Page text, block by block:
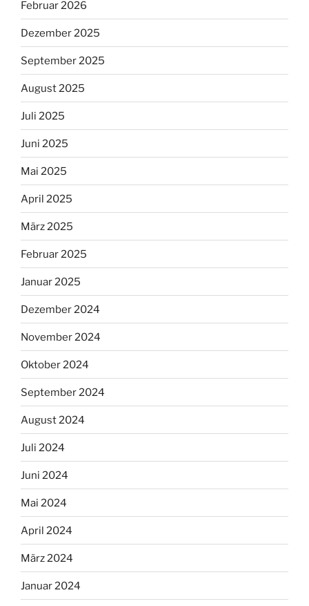
Februar 2026
Dezember 2025
September 2025
August 2025
Juli 2025
Juni 2025
Mai 2025
April 2025
März 2025
Februar 2025
Januar 2025
Dezember 2024
November 2024
Oktober 2024
September 2024
August 2024
Juli 2024
Juni 2024
Mai 2024
April 2024
März 2024
Januar 2024